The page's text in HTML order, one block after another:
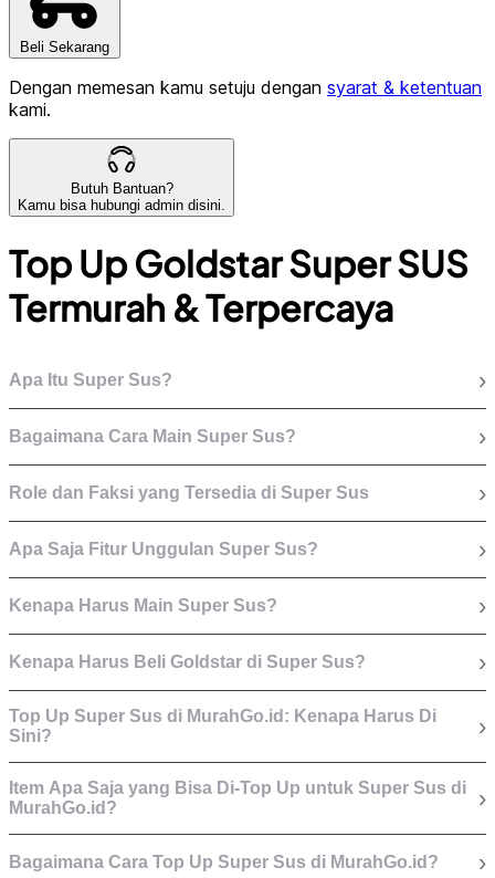
Beli Sekarang
Dengan memesan kamu setuju dengan syarat & ketentuan
kami.
Butuh Bantuan?
Kamu bisa hubungi admin disini.
Top Up Goldstar Super SUS
Termurah & Terpercaya
Apa Itu Super Sus? ›
Bagaimana Cara Main Super Sus? ›
Role dan Faksi yang Tersedia di Super Sus ›
Apa Saja Fitur Unggulan Super Sus? ›
Kenapa Harus Main Super Sus? ›
Kenapa Harus Beli Goldstar di Super Sus? ›
Top Up Super Sus di MurahGo.id: Kenapa Harus Di
Sini?
›
Item Apa Saja yang Bisa Di-Top Up untuk Super Sus di
MurahGo.id?
›
Bagaimana Cara Top Up Super Sus di MurahGo.id? ›